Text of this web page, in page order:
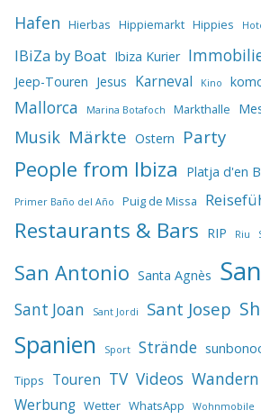
Hafen Hierbas Hippiemarkt Hippies
IBiZa by Boat Ibiza Kurier
Jeep-Touren Jesus Karneval Kino
Mallorca Marina Botafoch Markthalle
Musik Märkte Ostern Party
People from Ibiza Platja d'en
Primer Baño del Año Puig de Missa
Restaurants & Bars RIP Riu
San Antonio Santa Agnès
Sant Joan Sant Jordi Sant Josep
Spanien Sport Strände
Tipps Touren TV Videos Wandern
Werbung Wetter WhatsApp Wohnmobile